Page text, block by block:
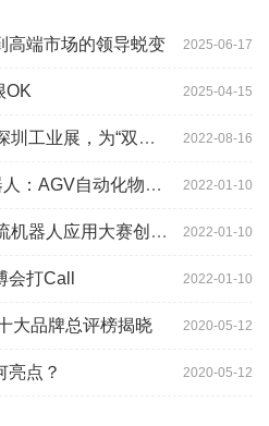
2025-06-17
高端市场的领导蜕变
2025-04-15
OK
2022-08-16
为“双链”畅通堵点、卡点
2022-01-10
自动化物流设备及系统
2022-01-10
应用大赛创新项目奖
2022-01-10
打Call
2020-05-12
大品牌总评榜揭晓
2020-05-12
亮点？